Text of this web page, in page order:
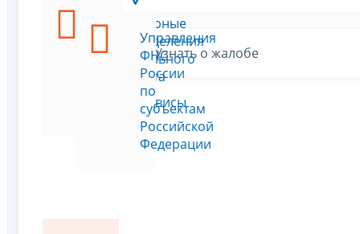
Структурные
подразделения
центрального
аппарата
России
Управления
ФНС
России
по
субъектам
Российской
Федерации
Узнать о жалобе
Все сервисы